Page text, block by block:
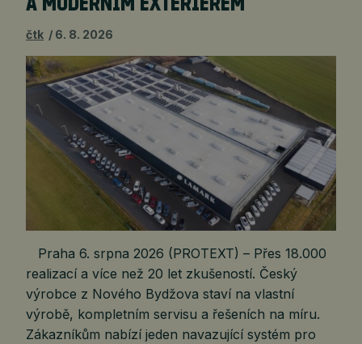
čtk 6. 8. 2026
Praha 6. srpna 2026 (PROTEXT) – Přes 18.000
realizací a více než 20 let zkušeností. Český
výrobce z Nového Bydžova staví na vlastní
výrobě, kompletním servisu a řešeních na míru.
Zákazníkům nabízí jeden navazující systém pro